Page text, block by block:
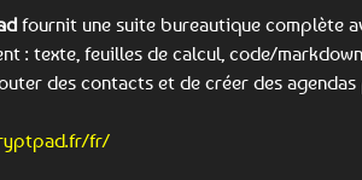
fournit une suite bureautique complète
: texte, feuilles de calcul, code/
des contacts et de créer des agendas
fr/